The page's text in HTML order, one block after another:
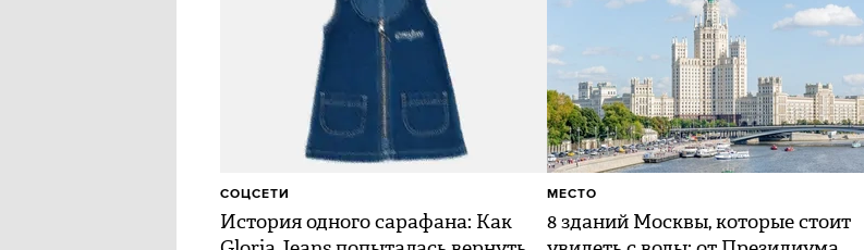
История одного сарафана: Как
СОЦСЕТИ
8 зданий Москвы, которые стоит
МЕСТО